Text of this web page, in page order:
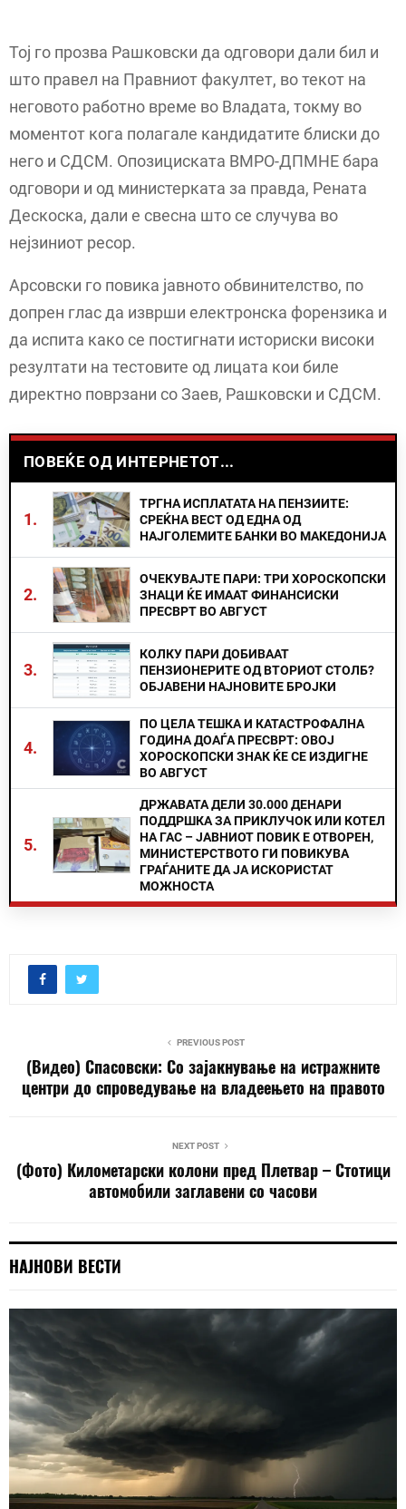
Тој го прозва Рашковски да одговори дали бил и
што правел на Правниот факултет, во текот на
неговото работно време во Владата, токму во
моментот кога полагале кандидатите блиски до
него и СДСМ. Опозициската ВМРО-ДПМНЕ бара
одговори и од министерката за правда, Рената
Дескоска, дали е свесна што се случува во
нејзиниот ресор.
Арсовски го повика јавното обвинителство, по
допрен глас да изврши електронска форензика и
да испита како се постигнати историски високи
резултати на тестовите од лицата кои биле
директно поврзани со Заев, Рашковски и СДСМ.
ПОВЕЌЕ ОД ИНТЕРНЕТОТ...
1.
ТРГНА ИСПЛАТАТА НА ПЕНЗИИТЕ:
СРЕЌНА ВЕСТ ОД ЕДНА ОД
НАЈГОЛЕМИТЕ БАНКИ ВО МАКЕДОНИЈА
2.
ОЧЕКУВАЈТЕ ПАРИ: ТРИ ХОРОСКОПСКИ
ЗНАЦИ ЌЕ ИМААТ ФИНАНСИСКИ
ПРЕСВРТ ВО АВГУСТ
3.
КОЛКУ ПАРИ ДОБИВААТ
ПЕНЗИОНЕРИТЕ ОД ВТОРИОТ СТОЛБ?
ОБЈАВЕНИ НАЈНОВИТЕ БРОЈКИ
4.
ПО ЦЕЛА ТЕШКА И КАТАСТРОФАЛНА
ГОДИНА ДОАЃА ПРЕСВРТ: ОВОЈ
ХОРОСКОПСКИ ЗНАК ЌЕ СЕ ИЗДИГНЕ
ВО АВГУСТ
5.
ДРЖАВАТА ДЕЛИ 30.000 ДЕНАРИ
ПОДДРШКА ЗА ПРИКЛУЧОК ИЛИ КОТЕЛ
НА ГАС – ЈАВНИОТ ПОВИК Е ОТВОРЕН,
МИНИСТЕРСТВОТО ГИ ПОВИКУВА
ГРАЃАНИТЕ ДА ЈА ИСКОРИСТАТ
МОЖНОСТА
PREVIOUS POST
(Видео) Спасовски: Со зајакнување на истражните
центри до спроведување на владеењето на правото
NEXT POST
(Фото) Километарски колони пред Плетвар – Стотици
автомобили заглавени со часови
НАЈНОВИ ВЕСТИ